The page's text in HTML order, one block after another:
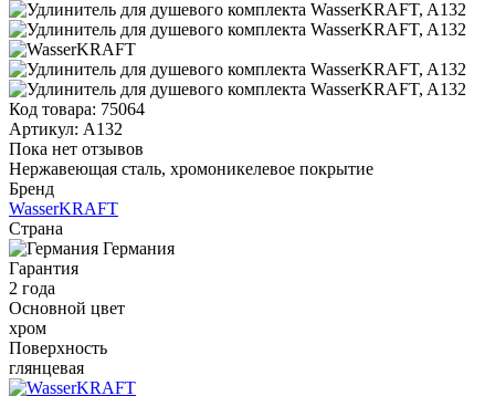
Код товара: 75064
Артикул: A132
Пока нет отзывов
Нержавеющая сталь, хромоникелевое покрытие
Бренд
WasserKRAFT
Страна
Германия
Гарантия
2 года
Основной цвет
хром
Поверхность
глянцевая